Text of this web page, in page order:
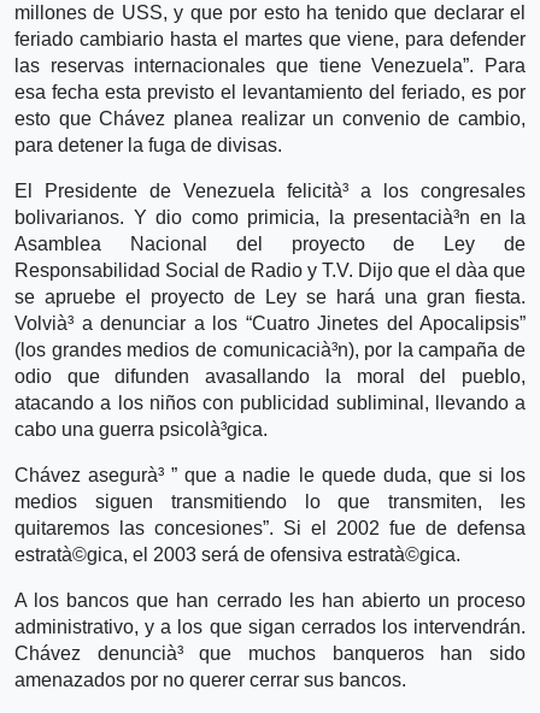
millones de USS, y que por esto ha tenido que declarar el
feriado cambiario hasta el martes que viene, para defender
las reservas internacionales que tiene Venezuela”. Para
esa fecha esta previsto el levantamiento del feriado, es por
esto que Chávez planea realizar un convenio de cambio,
para detener la fuga de divisas.
El Presidente de Venezuela felicità³ a los congresales
bolivarianos. Y dio como primicia, la presentacià³n en la
Asamblea Nacional del proyecto de Ley de
Responsabilidad Social de Radio y T.V. Dijo que el dà­a que
se apruebe el proyecto de Ley se hará una gran fiesta.
Volvià³ a denunciar a los “Cuatro Jinetes del Apocalipsis”
(los grandes medios de comunicacià³n), por la campaña de
odio que difunden avasallando la moral del pueblo,
atacando a los niños con publicidad subliminal, llevando a
cabo una guerra psicolà³gica.
Chávez asegurà³ ” que a nadie le quede duda, que si los
medios siguen transmitiendo lo que transmiten, les
quitaremos las concesiones”. Si el 2002 fue de defensa
estratà©gica, el 2003 será de ofensiva estratà©gica.
A los bancos que han cerrado les han abierto un proceso
administrativo, y a los que sigan cerrados los intervendrán.
Chávez denuncià³ que muchos banqueros han sido
amenazados por no querer cerrar sus bancos.